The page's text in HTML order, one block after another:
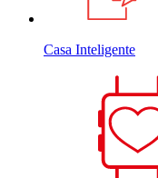
Casa Inteligente